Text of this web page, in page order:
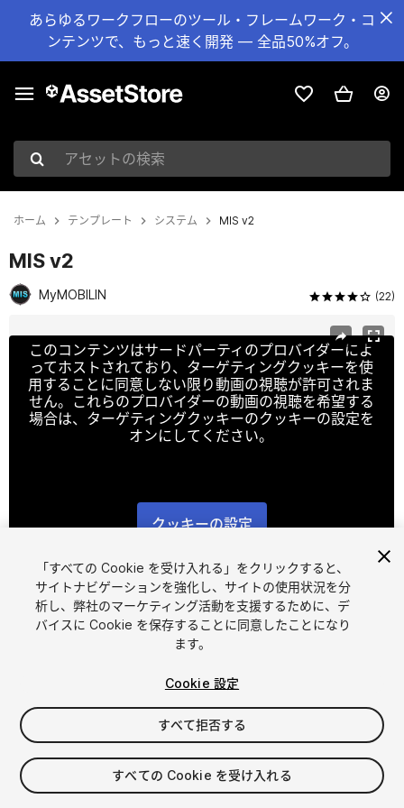
あらゆるワークフローのツール・フレームワーク・コ
ンテンツで、もっと速く開発 — 全品50%オフ。
アセットの検索
ホーム テンプレート システム MIS v2
MIS v2
MyMOBILIN (22)
このコンテンツはサードパーティのプロバイダーによ
ってホストされており、ターゲティングクッキーを使
用することに同意しない限り動画の視聴が許可されま
せん。これらのプロバイダーの動画の視聴を希望する
場合は、ターゲティングクッキーのクッキーの設定を
オンにしてください。
クッキーの設定
FREE
131viewsin the past week
「すべての Cookie を受け入れる」をクリックすると、
サイトナビゲーションを強化し、サイトの使用状況を分
析し、弊社のマーケティング活動を支援するために、デ
バイスに Cookie を保存することに同意したことになり
ます。
Cookie 設定
すべて拒否する
すべての Cookie を受け入れる